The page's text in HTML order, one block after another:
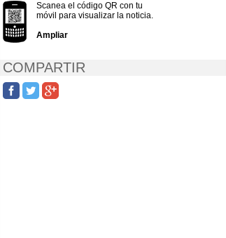
Scanea el código QR con tu
móvil para visualizar la noticia.
Ampliar
COMPARTIR